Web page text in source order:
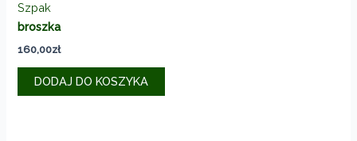
Szpak
broszka
160,00zł
DODAJ DO KOSZYKA